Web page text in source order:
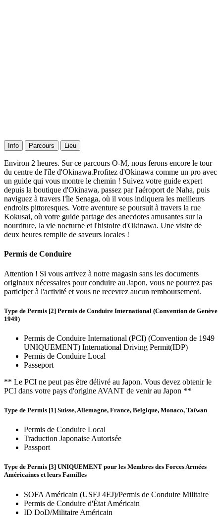
Info Parcours Lieu
Environ 2 heures. Sur ce parcours O-M, nous ferons encore le tour
du centre de l'île d'Okinawa.Profitez d'Okinawa comme un pro avec
un guide qui vous montre le chemin ! Suivez votre guide expert
depuis la boutique d'Okinawa, passez par l'aéroport de Naha, puis
naviguez à travers l'île Senaga, où il vous indiquera les meilleurs
endroits pittoresques. Votre aventure se poursuit à travers la rue
Kokusai, où votre guide partage des anecdotes amusantes sur la
nourriture, la vie nocturne et l'histoire d'Okinawa. Une visite de
deux heures remplie de saveurs locales !
Permis de Conduire
Attention ! Si vous arrivez à notre magasin sans les documents
originaux nécessaires pour conduire au Japon, vous ne pourrez pas
participer à l'activité et vous ne recevrez aucun remboursement.
Type de Permis [2] Permis de Conduire International (Convention de Genève
1949)
Permis de Conduire International (PCI) (Convention de 1949
UNIQUEMENT) International Driving Permit(IDP)
Permis de Conduire Local
Passeport
** Le PCI ne peut pas être délivré au Japon. Vous devez obtenir le
PCI dans votre pays d'origine AVANT de venir au Japon **
Type de Permis [1] Suisse, Allemagne, France, Belgique, Monaco, Taïwan
Permis de Conduire Local
Traduction Japonaise Autorisée
Passport
Type de Permis [3] UNIQUEMENT pour les Membres des Forces Armées
Américaines et leurs Familles
SOFA Américain (USFJ 4EJ)/Permis de Conduire Militaire
Permis de Conduire d'État Américain
ID DoD/Militaire Américain